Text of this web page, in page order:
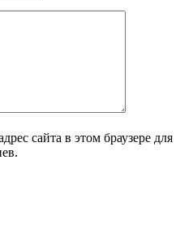
сайта в этом браузере для